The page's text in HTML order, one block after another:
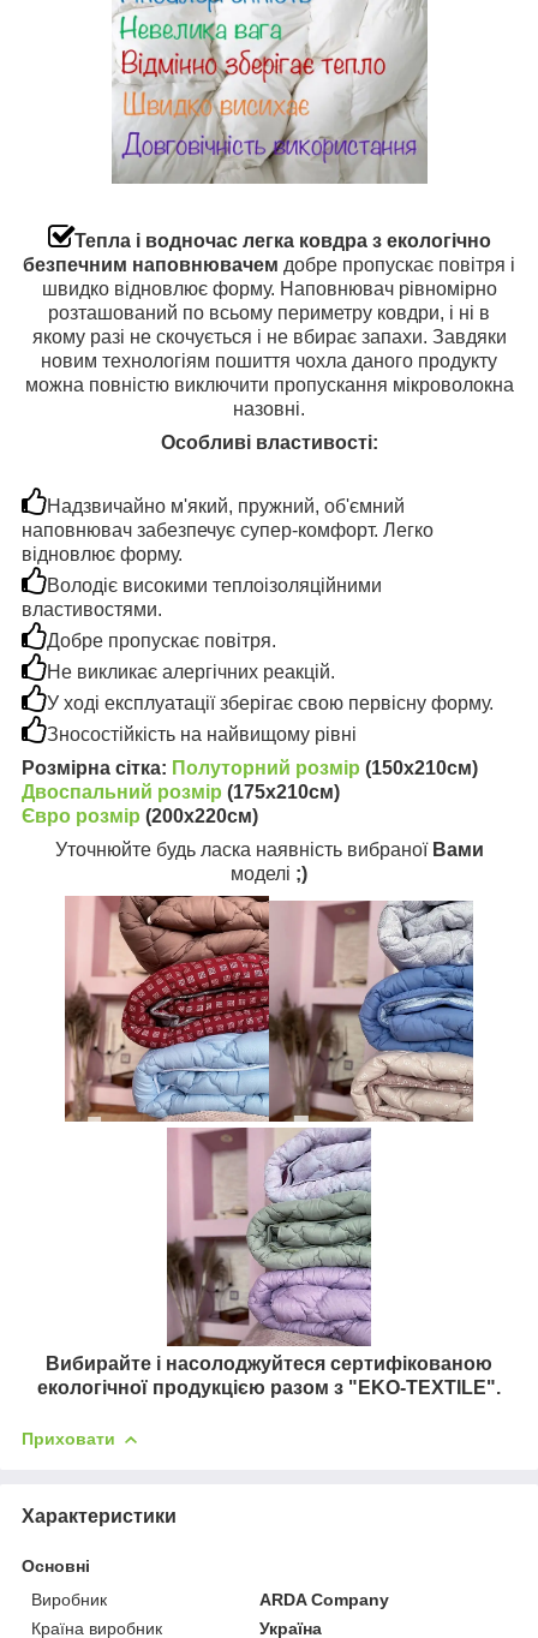
Тепла і водночас легка ковдра з екологічно
безпечним наповнювачем добре пропускає повітря і
швидко відновлює форму. Наповнювач рівномірно
розташований по всьому периметру ковдри, і ні в
якому разі не скочується і не вбирає запахи. Завдяки
новим технологіям пошиття чохла даного продукту
можна повністю виключити пропускання мікроволокна
назовні.
Особливі властивості:
Надзвичайно м'який, пружний, об'ємний
наповнювач забезпечує супер-комфорт. Легко
відновлює форму.
Володіє високими теплоізоляційними
властивостями.
Добре пропускає повітря.
Не викликає алергічних реакцій.
У ході експлуатації зберігає свою первісну форму.
Зносостійкість на найвищому рівні
Розмірна сітка: Полуторний розмір (150х210см)
Двоспальний розмір (175х210см)
Євро розмір (200х220см)
Уточнюйте будь ласка наявність вибраної Вами
моделі ;)
Вибирайте і насолоджуйтеся сертифікованою
екологічної продукцією разом з "EKO-TEXTILE".
Приховати
Характеристики
Основні
Виробник
ARDA Company
Країна виробник
Україна